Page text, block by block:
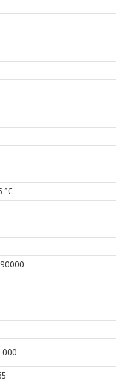
°C
000